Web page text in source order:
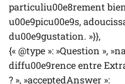
particuliu00e8rement
u00e9picu00e9s,
du00e9gustation. »}},
{« @type »: »Question »,
diffu00e9rence entre
? », »acceptedAnswer »: